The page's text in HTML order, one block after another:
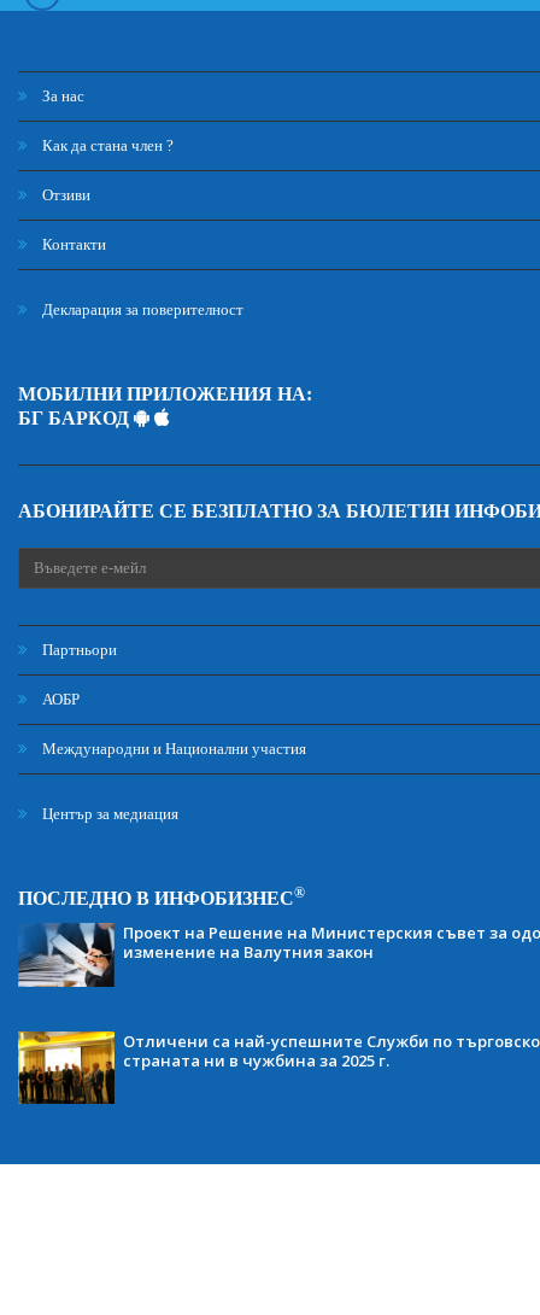
За нас
Как да стана член ?
Отзиви
Контакти
Декларация за поверителност
МОБИЛНИ ПРИЛОЖЕНИЯ НА:
БГ БАРКОД
АБОНИРАЙТЕ СЕ БЕЗПЛАТНО ЗА БЮЛЕТИН
Партньори
АОБР
Международни и Национални участия
Център за медиация
ПОСЛЕДНО В ИНФОБИЗНЕС®
Проект на Решение на Министерския съвет за
изменение на Валутния закон
Отличени са най-успешните Служби по
страната ни в чужбина за 2025 г.